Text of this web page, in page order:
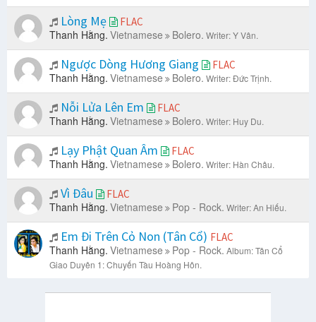
Lòng Mẹ FLAC
Thanh Hằng. Vietnamese Bolero. Writer: Y Vân.
Ngược Dòng Hương Giang FLAC
Thanh Hằng. Vietnamese Bolero. Writer: Đức Trịnh.
Nỗi Lửa Lên Em FLAC
Thanh Hằng. Vietnamese Bolero. Writer: Huy Du.
Lạy Phật Quan Âm FLAC
Thanh Hằng. Vietnamese Bolero. Writer: Hàn Châu.
Vì Đâu FLAC
Thanh Hằng. Vietnamese Pop - Rock. Writer: An Hiếu.
Em Đi Trên Cỏ Non (Tân Cổ) FLAC
Thanh Hằng. Vietnamese Pop - Rock. Album: Tân Cổ
Giao Duyên 1: Chuyến Tàu Hoàng Hôn.